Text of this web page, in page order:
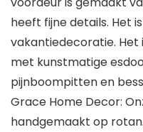
heeft fijne details. Het
vakantiedecoratie.
met kunstmatige
pijnboompitten en
Grace Home Decor:
handgemaakt op